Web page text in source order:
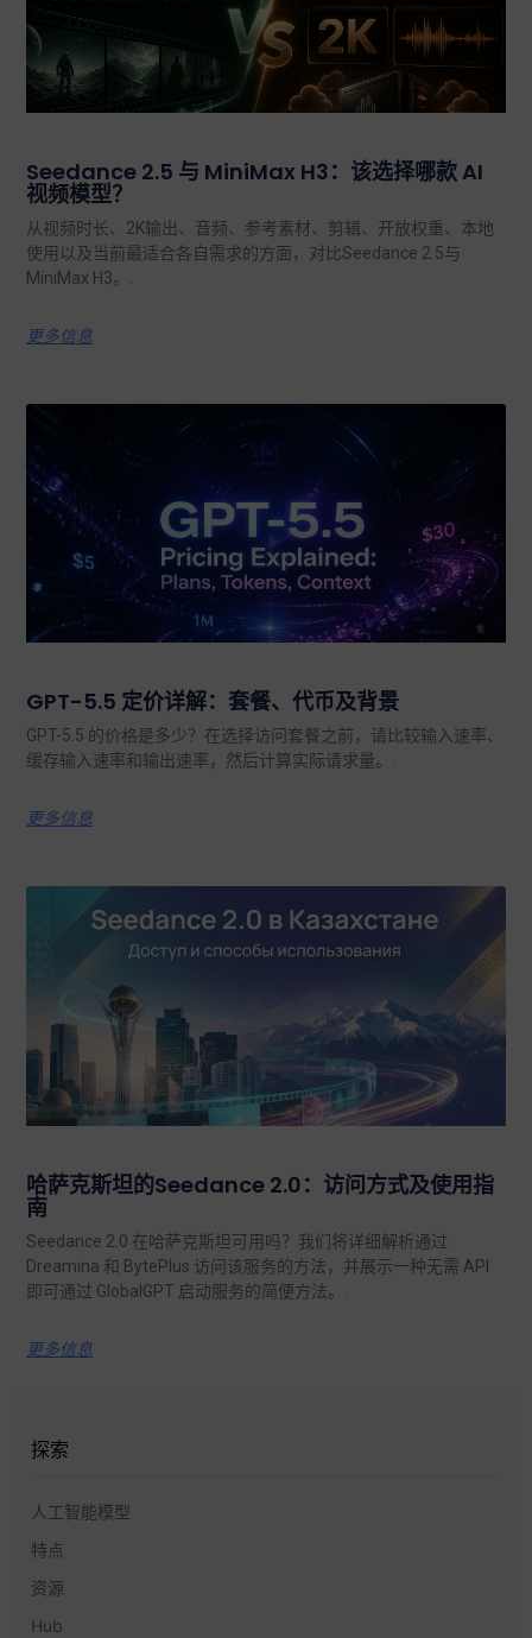
Seedance 2.5 与 MiniMax H3：该选择哪款 AI
视频模型？
从视频时长、2K输出、音频、参考素材、剪辑、开放权重、本地
使用以及当前最适合各自需求的方面，对比Seedance 2.5与
MiniMax H3。.
更多信息
GPT-5.5 定价详解：套餐、代币及背景
GPT-5.5 的价格是多少？在选择访问套餐之前，请比较输入速率、
缓存输入速率和输出速率，然后计算实际请求量。.
更多信息
哈萨克斯坦的Seedance 2.0：访问方式及使用指
南
Seedance 2.0 在哈萨克斯坦可用吗？我们将详细解析通过
Dreamina 和 BytePlus 访问该服务的方法，并展示一种无需 API
即可通过 GlobalGPT 启动服务的简便方法。.
更多信息
探索
人工智能模型
特点
资源
Hub